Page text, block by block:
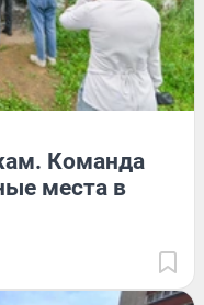
Команда
места в